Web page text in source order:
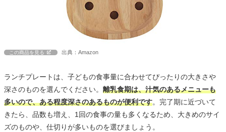
この商品を見る 出典：Amazon
ランチプレートは、子どもの食事量に合わせてぴったりの大きさや
深さのものを選んでください。 離乳食期は、汁気のあるメニューも
多いので、ある程度深さのあるものが便利です。完了期に近づいて
きたら、品数も増え、1回の食事の量も多くなるため、大きめのサイ
ズのものや、仕切りが多いものを選びましょう。